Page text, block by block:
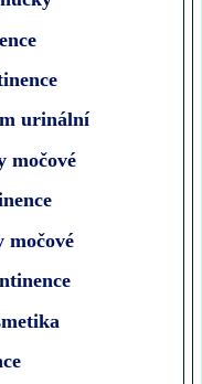
urinální
močové